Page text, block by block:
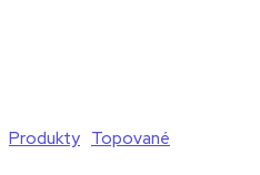
Produkty Topované